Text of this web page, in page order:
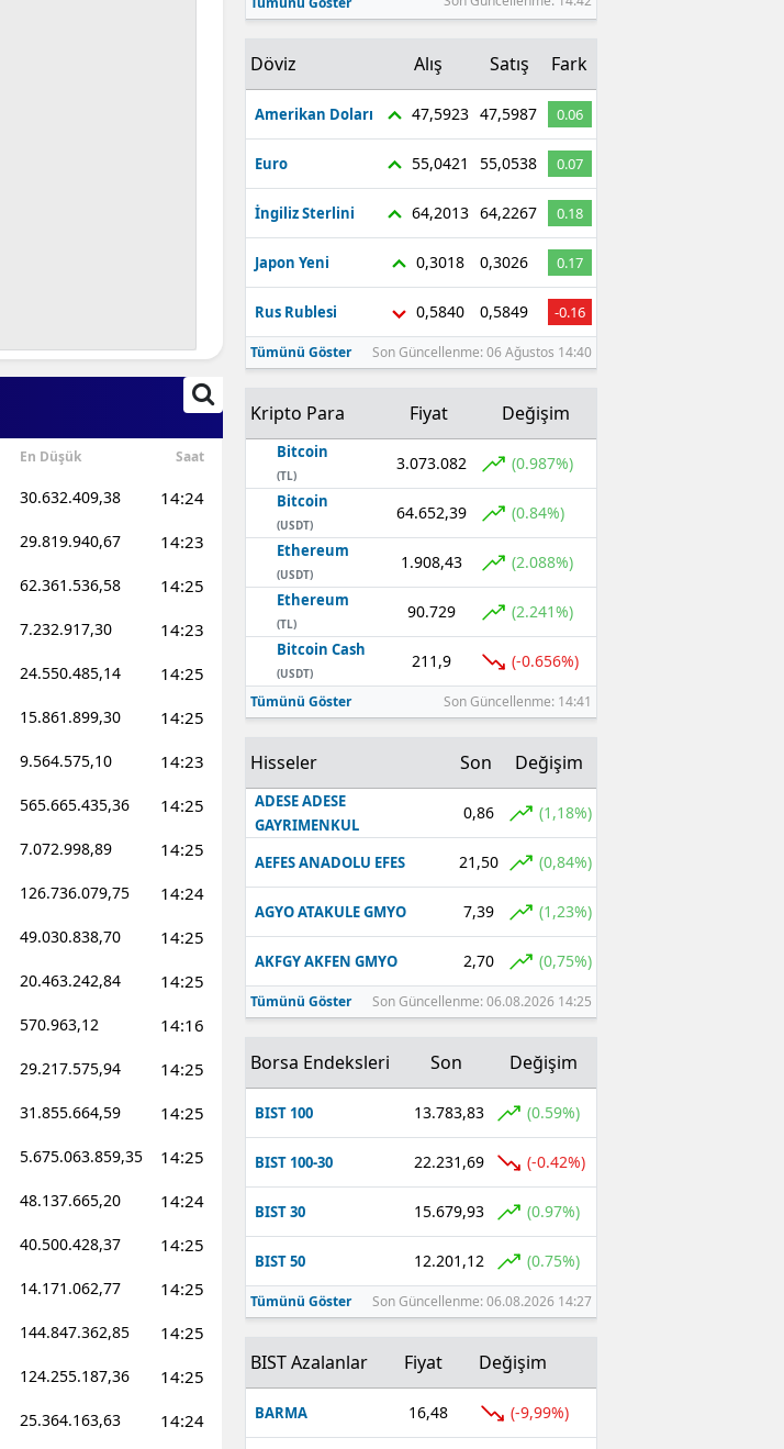
Çorum
Mersin
İstanbul
İzmir
Kars
Kastamonu
Kayseri
Kırklareli
Kırşehir
Kocaeli
Konya
En Düşük Saat
30.632.409,38 14:24
29.819.940,67 14:23
62.361.536,58 14:25
7.232.917,30 14:23
24.550.485,14 14:25
15.861.899,30 14:25
9.564.575,10 14:23
565.665.435,36 14:25
7.072.998,89 14:25
126.736.079,75 14:24
49.030.838,70 14:25
20.463.242,84 14:25
570.963,12 14:16
29.217.575,94 14:25
31.855.664,59 14:25
5.675.063.859,35 14:25
48.137.665,20 14:24
40.500.428,37 14:25
14.171.062,77 14:25
144.847.362,85 14:25
124.255.187,36 14:25
25.364.163,63 14:24
Döviz Alış Satış Fark
Amerikan Doları 47,5923 47,5987 0.06
Euro 55,0421 55,0538 0.07
İngiliz Sterlini 64,2013 64,2267 0.18
Japon Yeni 0,3018 0,3026 0.17
Rus Rublesi 0,5840 0,5849 -0.16
Tümünü Göster Son Güncellenme: 06 Ağustos 14:40
Kripto Para Fiyat Değişim
Bitcoin
(TL)
3.073.082 (0.987%)
Bitcoin
(USDT)
64.652,39 (0.84%)
Ethereum
(USDT)
1.908,43 (2.088%)
Ethereum
(TL)
90.729 (2.241%)
Bitcoin Cash
(USDT)
211,9 (-0.656%)
Tümünü Göster Son Güncellenme: 14:41
Hisseler Son Değişim
ADESE ADESE
GAYRIMENKUL
0,86 (1,18%)
AEFES ANADOLU EFES 21,50 (0,84%)
AGYO ATAKULE GMYO 7,39 (1,23%)
AKFGY AKFEN GMYO 2,70 (0,75%)
Tümünü Göster Son Güncellenme: 06.08.2026 14:25
Borsa Endeksleri Son Değişim
BIST 100 13.783,83 (0.59%)
BIST 100-30 22.231,69 (-0.42%)
BIST 30 15.679,93 (0.97%)
BIST 50 12.201,12 (0.75%)
Tümünü Göster Son Güncellenme: 06.08.2026 14:27
BIST Azalanlar Fiyat Değişim
BARMA 16,48 (-9,99%)